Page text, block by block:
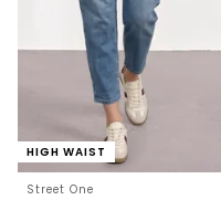
HIGH WAIST
Street One